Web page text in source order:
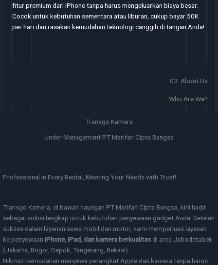
fitur premium dari iPhone tanpa harus mengeluarkan biaya besar.
Cocok untuk kebutuhan sementara atau liburan, cukup bayar 50K
per hari dan rasakan kemudahan teknologi canggih di tangan Anda!
03. About Us
Who Are We?
Transgo Kamera
Under Management PT Marifah Cipta Bangsa
Professional in Every Rental, Meeting Your Needs with Trust!
Transgo Kamera, di bawah naungan PT Marifah Cipta Bangsa, kini hadir
sebagai solusi lengkap untuk kebutuhan penyewaan gadget Anda. Setelah
sukses dalam layanan sewa mobil dan motor, kami memperluas layanan
ke penyewaan iPhone, iPad, dan kamera berkualitas di area Jabodetabek
(Jakarta, Bogor, Depok, Tangerang, Bekasi).
Nikmati kemudahan menyewa perangkat Apple dan kamera tanpa harus